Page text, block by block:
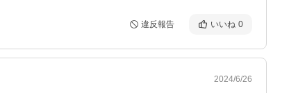
違反報告 いいね 0
2024/6/26